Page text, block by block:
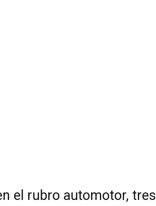
el rubro automotor, tres